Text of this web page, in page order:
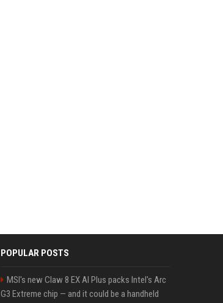
POPULAR POSTS
MSI's new Claw 8 EX AI Plus packs Intel's Arc
G3 Extreme chip — and it could be a handheld